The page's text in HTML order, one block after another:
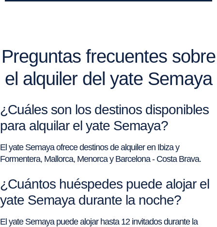
Preguntas frecuentes sobre
el alquiler del yate Semaya
¿Cuáles son los destinos disponibles
para alquilar el yate Semaya?
El yate Semaya ofrece destinos de alquiler en Ibiza y
Formentera, Mallorca, Menorca y Barcelona - Costa Brava.
¿Cuántos huéspedes puede alojar el
yate Semaya durante la noche?
El yate Semaya puede alojar hasta 12 invitados durante la